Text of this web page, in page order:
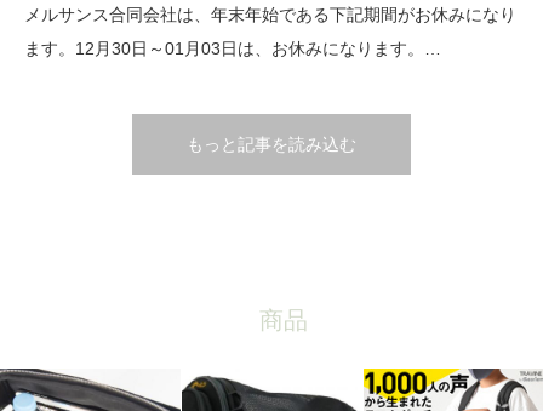
メルサンス合同会社は、年末年始である下記期間がお休みになり
ます。12月30日～01月03日は、お休みになります。…
もっと記事を読み込む
商品